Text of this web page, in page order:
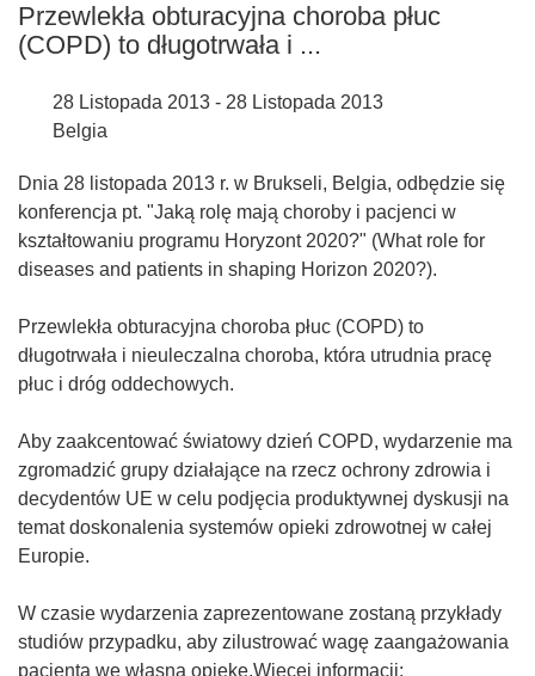
Przewlekła obturacyjna choroba płuc
(COPD) to długotrwała i ...
28 Listopada 2013 - 28 Listopada 2013
Belgia
Dnia 28 listopada 2013 r. w Brukseli, Belgia, odbędzie się
konferencja pt. "Jaką rolę mają choroby i pacjenci w
kształtowaniu programu Horyzont 2020?" (What role for
diseases and patients in shaping Horizon 2020?).
Przewlekła obturacyjna choroba płuc (COPD) to
długotrwała i nieuleczalna choroba, która utrudnia pracę
płuc i dróg oddechowych.
Aby zaakcentować światowy dzień COPD, wydarzenie ma
zgromadzić grupy działające na rzecz ochrony zdrowia i
decydentów UE w celu podjęcia produktywnej dyskusji na
temat doskonalenia systemów opieki zdrowotnej w całej
Europie.
W czasie wydarzenia zaprezentowane zostaną przykłady
studiów przypadku, aby zilustrować wagę zaangażowania
pacjenta we własną opiekę.Więcej informacji: